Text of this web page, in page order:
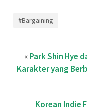
#Bargaining
«Park Shin Hye
Karakter yang
Korean Indie